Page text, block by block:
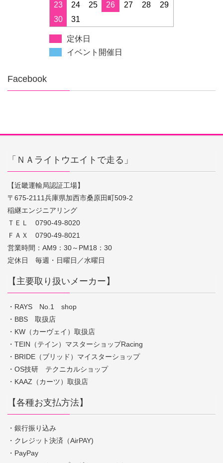
23
24 25 26 27 28
29
30
31
定休日
イベント開催日
Facebook
「ＮＡライトウエイトで走る」
【近畿運輸局認証工場】
〒675-2111兵庫県加西市桑原田町509-2
稲継エンジニアリング
ＴＥＬ 0790-49-8020
ＦＡＸ 0790-49-8021
営業時間：AM9：30～PM18：30
定休日 毎週・日曜日／水曜日
【主要取り扱いメーカー】
・RAYS No.1 shop
・BBS 取扱店
・KW（カーヴェイ）取扱店
・TEIN（テイン）マスターショップRacing
・BRIDE（ブリッド）マイスターショップ
・OS技研 テクニカルショップ
・KAAZ（カーツ）取扱店
【各種お支払方法】
・銀行振り込み
・クレジット決済（AirPAY)
・PayPay